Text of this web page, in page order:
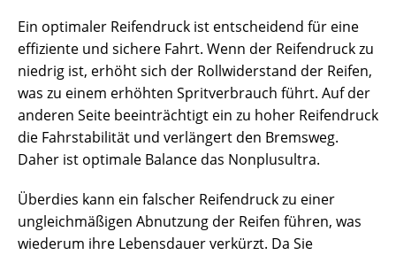
Ein optimaler Reifendruck ist entscheidend für eine
effiziente und sichere Fahrt. Wenn der Reifendruck zu
niedrig ist, erhöht sich der Rollwiderstand der Reifen,
was zu einem erhöhten Spritverbrauch führt. Auf der
anderen Seite beeinträchtigt ein zu hoher Reifendruck
die Fahrstabilität und verlängert den Bremsweg.
Daher ist optimale Balance das Nonplusultra.
Überdies kann ein falscher Reifendruck zu einer
ungleichmäßigen Abnutzung der Reifen führen, was
wiederum ihre Lebensdauer verkürzt. Da Sie